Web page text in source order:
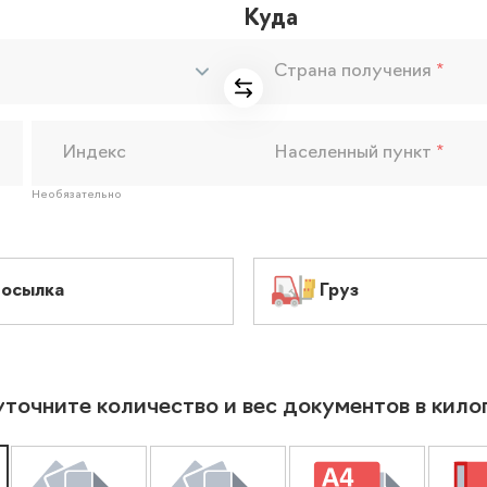
Индекс
Необязательно
Куда
Страна получения *
Населенный пункт *
Груз
количество и вес документов в